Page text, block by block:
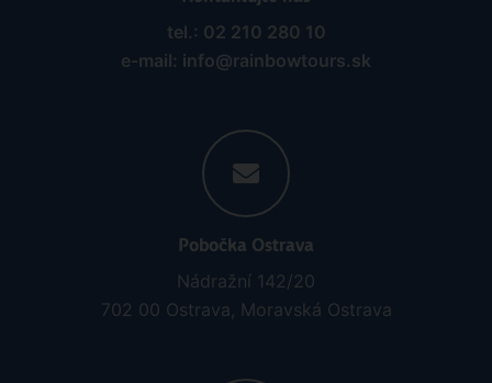
tel.: 02 210 280 10
e-mail: info@rainbowtours.sk
Pobočka Ostrava
Nádražní 142/20
702 00 Ostrava, Moravská Ostrava